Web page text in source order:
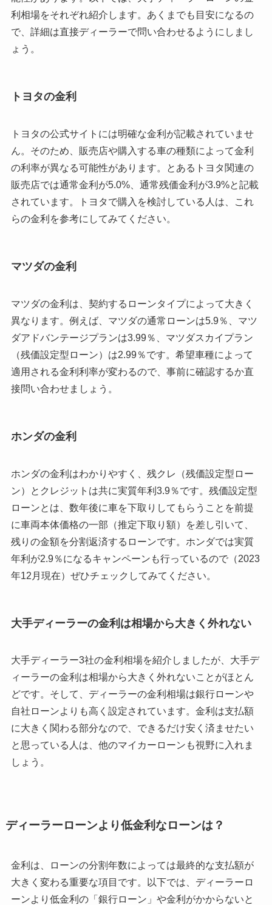
利相場をそれぞれ紹介します。あくまでも目安になるの
で、詳細は直接ディーラーで問い合わせるようにしまし
ょう。
トヨタの金利
トヨタの公式サイトには明確な金利が記載されていませ
ん。そのため、販売店や購入する車の種類によって金利
の利率が異なる可能性があります。とあるトヨタ関連の
販売店では通常金利が5.0%、通常残価金利が3.9%と記載
されています。トヨタで購入を検討している人は、これ
らの金利を参考にしてみてください。
マツダの金利
マツダの金利は、契約するローンタイプによって大きく
異なります。例えば、マツダの通常ローンは5.9％、マツ
ダアドバンテージプランは3.99％、マツダスカイプラン
（残価設定型ローン）は2.99％です。希望車種によって
適用される金利利率が変わるので、事前に確認するか直
接問い合わせましょう。
ホンダの金利
ホンダの金利はわかりやすく、残クレ（残価設定型ロー
ン）とクレジットは共に実質年利3.9％です。残価設定型
ローンとは、数年後に車を下取りしてもらうことを前提
に車両本体価格の一部（推定下取り額）を差し引いて、
残りの金額を分割返済するローンです。ホンダでは実質
年利が2.9％になるキャンペーンも行っているので（2023
年12月現在）ぜひチェックしてみてください。
大手ディーラーの金利は相場から大きく外れない
大手ディーラー3社の金利相場を紹介しましたが、大手デ
ィーラーの金利は相場から大きく外れないことがほとん
どです。そして、ディーラーの金利相場は銀行ローンや
自社ローンよりも高く設定されています。金利は支払額
に大きく関わる部分なので、できるだけ安く済ませたい
と思っている人は、他のマイカーローンも視野に入れま
しょう。
ディーラーローンより低金利なローンは？
金利は、ローンの分割年数によっては最終的な支払額が
大きく変わる重要な項目です。以下では、ディーラーロ
ーンより低金利の「銀行ローン」や金利がかからないと